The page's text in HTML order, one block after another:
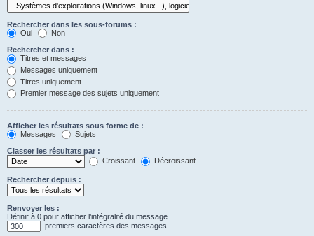
Rechercher dans les sous-forums :
Oui
Non
Rechercher dans :
Titres et messages
Messages uniquement
Titres uniquement
Premier message des sujets uniquement
Afficher les résultats sous forme de :
Messages
Sujets
Classer les résultats par :
Croissant
Décroissant
Rechercher depuis :
Renvoyer les :
Définir à 0 pour afficher l’intégralité du message.
premiers caractères des messages